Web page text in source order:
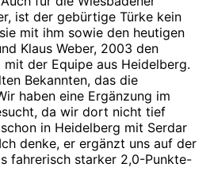
ist der gebürtige Türke kein
mit ihm sowie den heutigen
Klaus Weber, 2003 den
der Equipe aus Heidelberg.
Bekannten, das die
haben eine Ergänzung im
da wir dort nicht tief
in Heidelberg mit Serdar
denke, er ergänzt uns auf der
fahrerisch starker 2,0-Punkte-